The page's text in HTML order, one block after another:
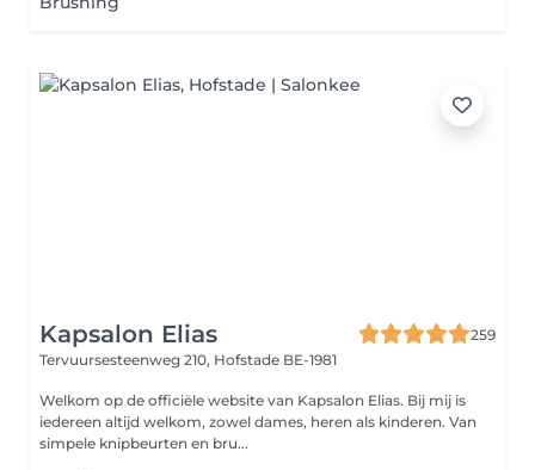
Kapsalon Elias
259
Tervuursesteenweg 210, Hofstade BE-1981
Welkom op de officiële website van Kapsalon Elias. Bij mij is
iedereen altijd welkom, zowel dames, heren als kinderen. Van
simpele knipbeurten en bru...